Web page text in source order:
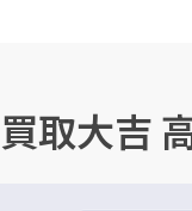
買取大吉